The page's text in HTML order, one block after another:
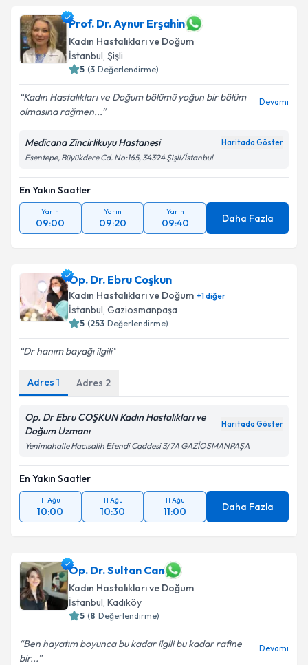
Prof. Dr. Aynur Erşahin
Kadın Hastalıkları ve Doğum
İstanbul, Şişli
5 (3 Değerlendirme)
Kadın Hastalıkları ve Doğum bölümü yoğun bir bölüm
olmasına rağmen...
Devamı
Medicana Zincirlikuyu Hastanesi Haritada Göster
Esentepe, Büyükdere Cd. No:165, 34394 Şişli/İstanbul
En Yakın Saatler
Yarın
09:00
Yarın
09:20
Yarın
09:40 Daha Fazla
Op. Dr. Ebru Coşkun
Kadın Hastalıkları ve Doğum +1diğer
İstanbul, Gaziosmanpaşa
5 (253 Değerlendirme)
Dr hanım bayağı ilgili
Adres 1 Adres 2
Op. Dr Ebru COŞKUN Kadın Hastalıkları ve
Doğum Uzmanı
Haritada Göster
Yenimahalle Hacısalih Efendi Caddesi 3/7A GAZİOSMANPAŞA
En Yakın Saatler
11 Ağu
10:00
11 Ağu
10:30
11 Ağu
11:00 Daha Fazla
Op. Dr. Sultan Can
Kadın Hastalıkları ve Doğum
İstanbul, Kadıköy
5 (8 Değerlendirme)
Ben hayatım boyunca bu kadar ilgili bu kadar rafine
bir...
Devamı